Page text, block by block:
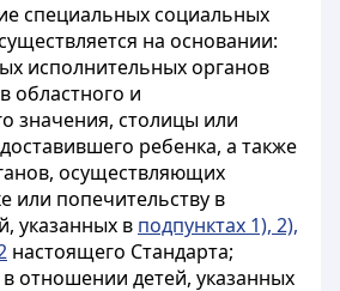
специальных социальных
на основании:
исполнительных органов
областного и
значения, столицы или
ребенка, а также
осуществляющих
или попечительству в
указанных в подпунктах 1), 2),
настоящего Стандарта;
отношении детей, указанных